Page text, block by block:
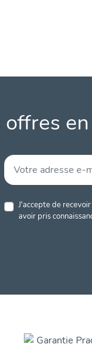
J'accepte de
avoir pris